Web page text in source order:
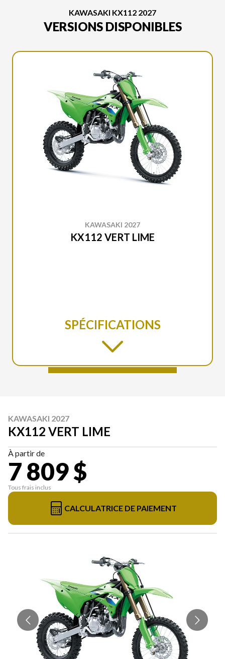
KAWASAKI KX112 2027
VERSIONS DISPONIBLES
KAWASAKI 2027
KX112 VERT LIME
SPÉCIFICATIONS
KAWASAKI 2027
KX112 VERT LIME
À partir de
7 809 $
Tous frais inclus
CALCULATRICE DE PAIEMENT